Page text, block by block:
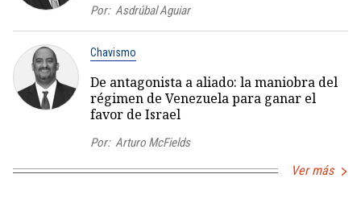
Por: Asdrúbal Aguiar
Chavismo
De antagonista a aliado: la maniobra del
régimen de Venezuela para ganar el
favor de Israel
Por: Arturo McFields
Ver más